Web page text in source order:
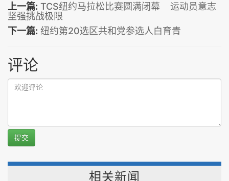
上一篇: TCS纽约马拉松比赛圆满闭幕 运动员意志
坚强挑战极限
下一篇: 纽约第20选区共和党参选人白育青
评论
提交
相关新闻